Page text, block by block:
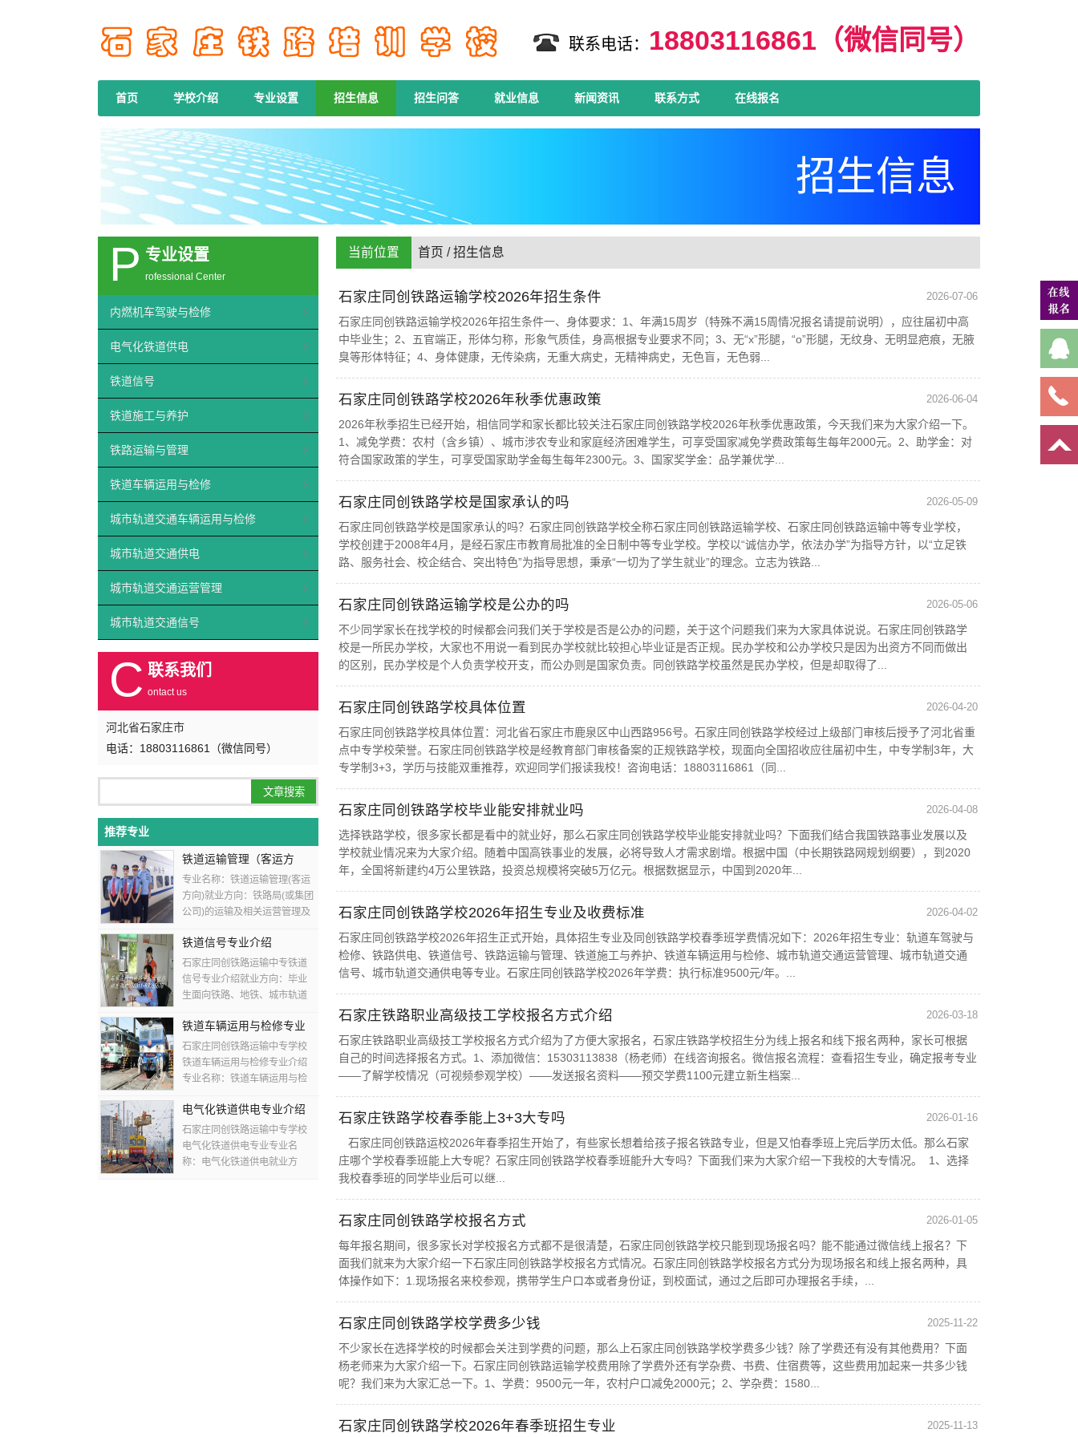
联系电话： 18803116861（微信同号）
首页 学校介绍 专业设置 招生信息 招生问答 就业信息 新闻资讯 联系方式 在线报名
招生信息
当前位置 首页 /招生信息
2026-07-06
石家庄同创铁路运输学校2026年招生条件
石家庄同创铁路运输学校2026年招生条件一、身体要求：1、年满15周岁（特殊不满15周情况报名请提前说明），应往届初中高
中毕业生；2、五官端正，形体匀称，形象气质佳，身高根据专业要求不同；3、无“x”形腿，“o”形腿，无纹身、无明显疤痕，无腋
臭等形体特征；4、身体健康，无传染病，无重大病史，无精神病史，无色盲，无色弱...
2026-06-04
石家庄同创铁路学校2026年秋季优惠政策
2026年秋季招生已经开始，相信同学和家长都比较关注石家庄同创铁路学校2026年秋季优惠政策，今天我们来为大家介绍一下。
1、减免学费：农村（含乡镇）、城市涉农专业和家庭经济困难学生，可享受国家减免学费政策每生每年2000元。2、助学金：对
符合国家政策的学生，可享受国家助学金每生每年2300元。3、国家奖学金：品学兼优学...
2026-05-09
石家庄同创铁路学校是国家承认的吗
石家庄同创铁路学校是国家承认的吗？石家庄同创铁路学校全称石家庄同创铁路运输学校、石家庄同创铁路运输中等专业学校，
学校创建于2008年4月，是经石家庄市教育局批准的全日制中等专业学校。学校以“诚信办学，依法办学”为指导方针，以“立足铁
路、服务社会、校企结合、突出特色”为指导思想，秉承“一切为了学生就业”的理念。立志为铁路...
2026-05-06
石家庄同创铁路运输学校是公办的吗
不少同学家长在找学校的时候都会问我们关于学校是否是公办的问题，关于这个问题我们来为大家具体说说。石家庄同创铁路学
校是一所民办学校，大家也不用说一看到民办学校就比较担心毕业证是否正规。民办学校和公办学校只是因为出资方不同而做出
的区别，民办学校是个人负责学校开支，而公办则是国家负责。同创铁路学校虽然是民办学校，但是却取得了...
2026-04-20
石家庄同创铁路学校具体位置
石家庄同创铁路学校具体位置：河北省石家庄市鹿泉区中山西路956号。石家庄同创铁路学校经过上级部门审核后授予了河北省重
点中专学校荣誉。石家庄同创铁路学校是经教育部门审核备案的正规铁路学校，现面向全国招收应往届初中生，中专学制3年，大
专学制3+3，学历与技能双重推荐，欢迎同学们报读我校！咨询电话：18803116861（同...
2026-04-08
石家庄同创铁路学校毕业能安排就业吗
选择铁路学校，很多家长都是看中的就业好，那么石家庄同创铁路学校毕业能安排就业吗？下面我们结合我国铁路事业发展以及
学校就业情况来为大家介绍。随着中国高铁事业的发展，必将导致人才需求剧增。根据中国（中长期铁路网规划纲要），到2020
年，全国将新建约4万公里铁路，投资总规模将突破5万亿元。根据数据显示，中国到2020年...
2026-04-02
石家庄同创铁路学校2026年招生专业及收费标准
石家庄同创铁路学校2026年招生正式开始，具体招生专业及同创铁路学校春季班学费情况如下：2026年招生专业：轨道车驾驶与
检修、铁路供电、铁道信号、铁路运输与管理、铁道施工与养护、铁道车辆运用与检修、城市轨道交通运营管理、城市轨道交通
信号、城市轨道交通供电等专业。石家庄同创铁路学校2026年学费：执行标准9500元/年。...
2026-03-18
石家庄铁路职业高级技工学校报名方式介绍
石家庄铁路职业高级技工学校报名方式介绍为了方便大家报名，石家庄铁路学校招生分为线上报名和线下报名两种，家长可根据
自己的时间选择报名方式。1、添加微信：15303113838（杨老师）在线咨询报名。微信报名流程：查看招生专业，确定报考专业
——了解学校情况（可视频参观学校）——发送报名资料——预交学费1100元建立新生档案...
2026-01-16
石家庄铁路学校春季能上3+3大专吗
石家庄同创铁路运校2026年春季招生开始了，有些家长想着给孩子报名铁路专业，但是又怕春季班上完后学历太低。那么石家
庄哪个学校春季班能上大专呢？石家庄同创铁路学校春季班能升大专吗？下面我们来为大家介绍一下我校的大专情况。 1、选择
我校春季班的同学毕业后可以继...
2026-01-05
石家庄同创铁路学校报名方式
每年报名期间，很多家长对学校报名方式都不是很清楚，石家庄同创铁路学校只能到现场报名吗？能不能通过微信线上报名？下
面我们就来为大家介绍一下石家庄同创铁路学校报名方式情况。石家庄同创铁路学校报名方式分为现场报名和线上报名两种，具
体操作如下：1.现场报名来校参观，携带学生户口本或者身份证，到校面试，通过之后即可办理报名手续，...
2025-11-22
石家庄同创铁路学校学费多少钱
不少家长在选择学校的时候都会关注到学费的问题，那么上石家庄同创铁路学校学费多少钱？除了学费还有没有其他费用？下面
杨老师来为大家介绍一下。石家庄同创铁路运输学校费用除了学费外还有学杂费、书费、住宿费等，这些费用加起来一共多少钱
呢？我们来为大家汇总一下。1、学费：9500元一年，农村户口减免2000元；2、学杂费：1580...
2025-11-13
石家庄同创铁路学校2026年春季班招生专业
P 专业设置
rofessional Center
内燃机车驾驶与检修
电气化铁道供电
铁道信号
铁道施工与养护
铁路运输与管理
铁道车辆运用与检修
城市轨道交通车辆运用与检修
城市轨道交通供电
城市轨道交通运营管理
城市轨道交通信号
C 联系我们
ontact us
河北省石家庄市
电话：18803116861（微信同号）
推荐专业
铁道运输管理（客运方
向）
专业名称：铁道运输管理(客运
方向)就业方向：铁路局(或集团
公司)的运输及相关运营管理及
输工种及其它与铁路相关行业
的运营、管理、服务等...
铁道信号专业介绍
石家庄同创铁路运输中专铁道
信号专业介绍就业方向：毕业
生面向铁路、地铁、城市轨道
工、操作、检测、调试、分
析、维修、故障处理等工作。
培养目标...
铁道车辆运用与检修专业
介绍
石家庄同创铁路运输中专学校
铁道车辆运用与检修专业介绍
专业名称：铁道车辆运用与检
检修专业毕业生面向铁路铁路
建设部门及大型工矿企业从事
车辆...
电气化铁道供电专业介绍
石家庄同创铁路运输中专学校
电气化铁道供电专业专业名
称：电气化铁道供电就业方